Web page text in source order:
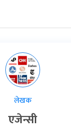
लेखक
एजेन्सी